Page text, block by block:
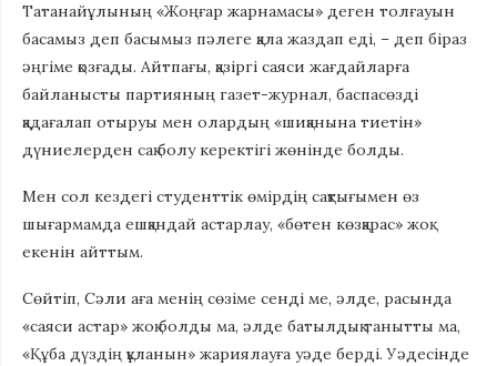
Татанайұлының «Жоңғар жарнамасы» деген толғауын
басамыз деп басымыз пәлеге қала жаздап еді, – деп біраз
әңгіме қозғады. Айтпағы, қазіргі саяси жағдайларға
байланысты партияның газет-журнал, баспасөзді
қадағалап отыруы мен олардың «шиқанына тиетін»
дүниелерден сақ болу керектігі жөнінде болды.
Мен сол кездегі студенттік өмірдің сақтығымен өз
шығармамда ешқандай астарлау, «бөтен көзқарас» жоқ
екенін айттым.
Сөйтіп, Сәли аға менің сөзіме сенді ме, әлде, расында
«саяси астар» жоқ болды ма, әлде батылдық танытты ма,
«Құба дүздің құланын» жариялауға уәде берді. Уәдесінде